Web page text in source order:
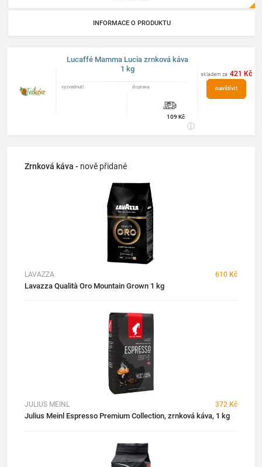
INFORMACE O PRODUKTU
Lucaffé Mamma Lucia zrnková káva
1 kg
vyzvednutí: doprava:
109 Kč
skladem za 421 Kč
navštívit
Zrnková káva - nově přidané
LAVAZZA 610 Kč
Lavazza Qualità Oro Mountain Grown 1 kg
JULIUS MEINL 372 Kč
Julius Meinl Espresso Premium Collection, zrnková káva, 1 kg